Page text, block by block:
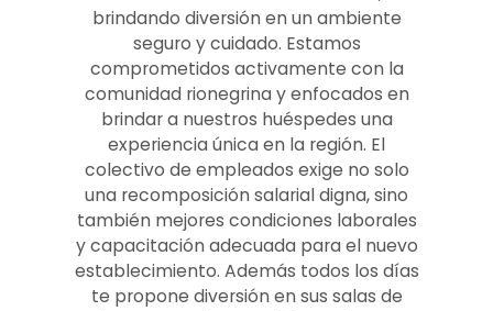
brindando diversión en un ambiente
seguro y cuidado. Estamos
comprometidos activamente con la
comunidad rionegrina y enfocados en
brindar a nuestros huéspedes una
experiencia única en la región. El
colectivo de empleados exige no solo
una recomposición salarial digna, sino
también mejores condiciones laborales
y capacitación adecuada para el nuevo
establecimiento. Además todos los días
te propone diversión en sus salas de